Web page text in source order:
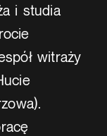
i studia
witraży